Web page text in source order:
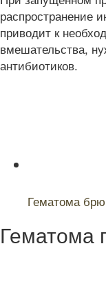
распространение
приводит к
вмешательства,
антибиотиков.
Гематома
Гематома